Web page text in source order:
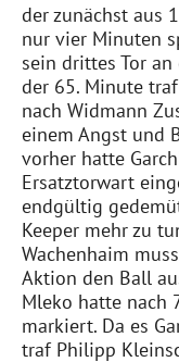
der zunächst aus
nur vier Minuten
sein drittes Tor
der 65. Minute
nach Widmann
einem Angst und
vorher hatte
Ersatztorwart
endgültig
Keeper mehr zu
Wachenhaim
Aktion den Ball
Mleko hatte nach
markiert. Da es
traf Philipp